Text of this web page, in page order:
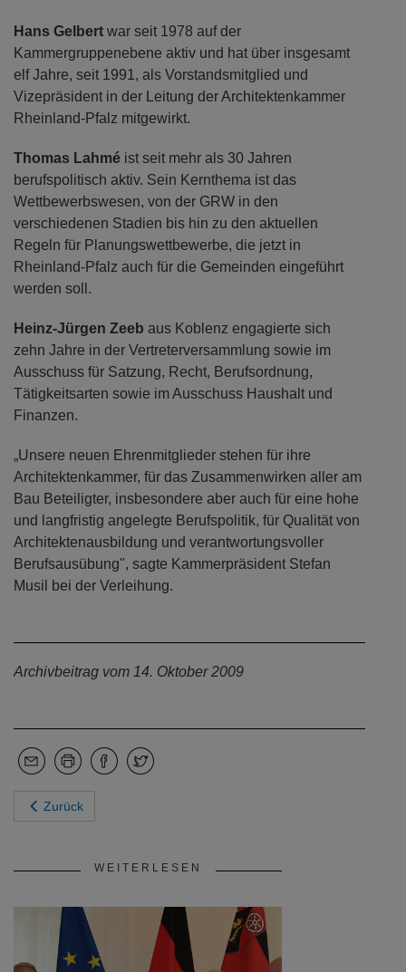
Hans Gelbert war seit 1978 auf der
Kammergruppenebene aktiv und hat über insgesamt
elf Jahre, seit 1991, als Vorstandsmitglied und
Vizepräsident in der Leitung der Architektenkammer
Rheinland-Pfalz mitgewirkt.
Thomas Lahmé ist seit mehr als 30 Jahren
berufspolitisch aktiv. Sein Kernthema ist das
Wettbewerbswesen, von der GRW in den
verschiedenen Stadien bis hin zu den aktuellen
Regeln für Planungswettbewerbe, die jetzt in
Rheinland-Pfalz auch für die Gemeinden eingeführt
werden soll.
Heinz-Jürgen Zeeb aus Koblenz engagierte sich
zehn Jahre in der Vertreterversammlung sowie im
Ausschuss für Satzung, Recht, Berufsordnung,
Tätigkeitsarten sowie im Ausschuss Haushalt und
Finanzen.
„Unsere neuen Ehrenmitglieder stehen für ihre
Architektenkammer, für das Zusammenwirken aller am
Bau Beteiligter, insbesondere aber auch für eine hohe
und langfristig angelegte Berufspolitik, für Qualität von
Architektenausbildung und verantwortungsvoller
Berufsausübung", sagte Kammerpräsident Stefan
Musil bei der Verleihung.
Archivbeitrag vom 14. Oktober 2009
Zurück
WEITERLESEN